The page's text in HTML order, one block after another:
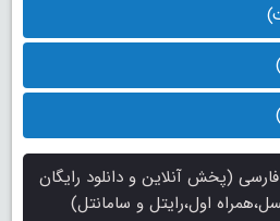
6 دوبله فارسی (پخش آنلاین و دانلود رایگان
اول،رایتل و سامانتل)